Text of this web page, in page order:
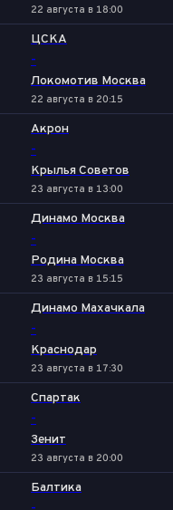
22 августа в 18:00
ЦСКА
-
Локомотив Москва
22 августа в 20:15
Акрон
-
Крылья Советов
23 августа в 13:00
Динамо Москва
-
Родина Москва
23 августа в 15:15
Динамо Махачкала
-
Краснодар
23 августа в 17:30
Спартак
-
Зенит
23 августа в 20:00
Балтика